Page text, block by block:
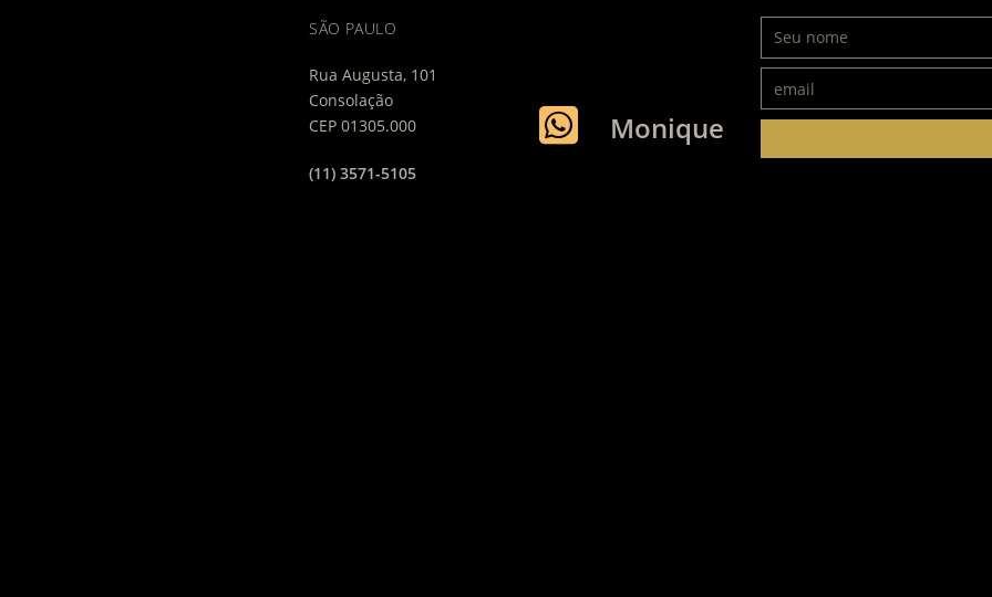
SÃO PAULO
Rua Augusta, 101
Consolação
CEP 01305.000
(11) 3571-5105
Monique